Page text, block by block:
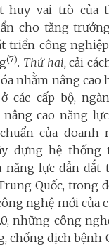
huy vai trò của
cho tăng
triển công
(7). Thứ hai, cải
nhằm nâng cao
các cấp bộ,
nâng cao năng
của doanh
dựng hệ thống
năng lực dẫn dắt
Quốc, trong
nghệ mới của
những công
chống dịch bệnh